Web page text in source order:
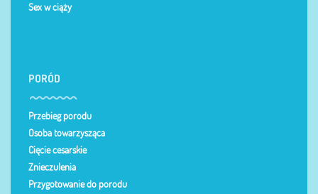
Sex w ciąży
PORÓD
Przebieg porodu
Osoba towarzysząca
Cięcie cesarskie
Znieczulenia
Przygotowanie do porodu